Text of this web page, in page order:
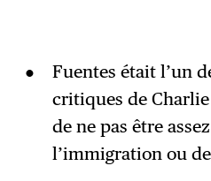
Fuentes était l’un
critiques de
de ne pas être
l’immigration ou